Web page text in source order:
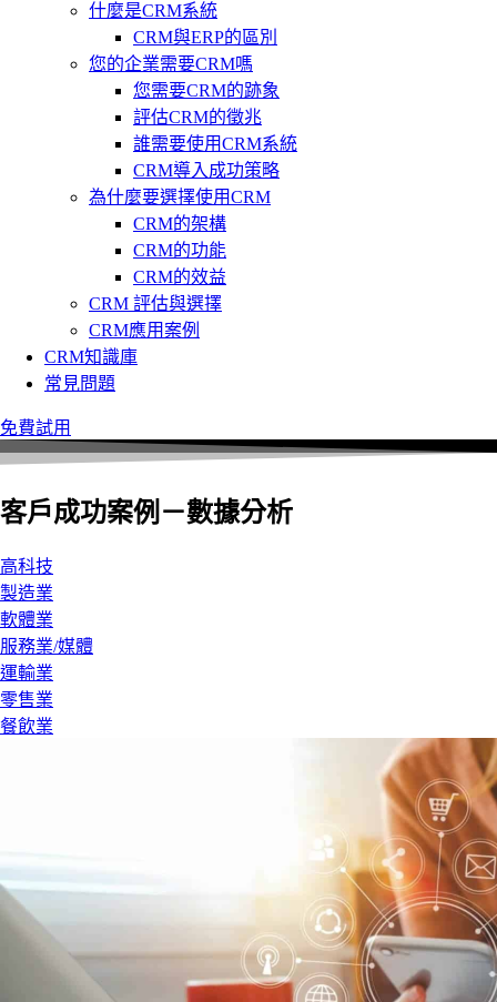
什麼是CRM系統
CRM與ERP的區別
您的企業需要CRM嗎
您需要CRM的跡象
評估CRM的徵兆
誰需要使用CRM系統
CRM導入成功策略
為什麼要選擇使用CRM
CRM的架構
CRM的功能
CRM的效益
CRM 評估與選擇
CRM應用案例
CRM知識庫
常見問題
免費試用
客戶成功案例－數據分析
高科技
製造業
軟體業
服務業/媒體
運輸業
零售業
餐飲業